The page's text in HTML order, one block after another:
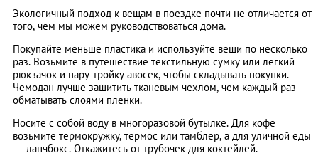
Экологичный подход к вещам в поездке почти не отличается от
того, чем мы можем руководствоваться дома.
Покупайте меньше пластика и используйте вещи по несколько
раз. Возьмите в путешествие текстильную сумку или легкий
рюкзачок и пару-тройку авосек, чтобы складывать покупки.
Чемодан лучше защитить тканевым чехлом, чем каждый раз
обматывать слоями пленки.
Носите с собой воду в многоразовой бутылке. Для кофе
возьмите термокружку, термос или тамблер, а для уличной еды
— ланчбокс. Откажитесь от трубочек для коктейлей.